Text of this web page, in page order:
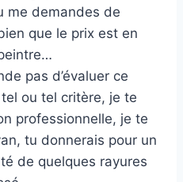
me demandes de
que le prix est en
pas d’évaluer ce
ou tel critère, je te
professionnelle, je te
tu donnerais pour un
de quelques rayures